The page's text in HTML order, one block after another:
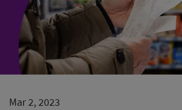
Mar 2, 2023